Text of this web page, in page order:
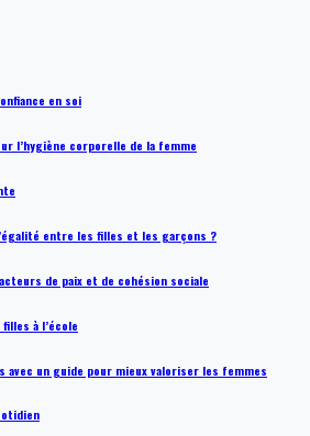
en soi
l’hygiène corporelle de la femme
entre les filles et les garçons ?
de paix et de cohésion sociale
à l’école
un guide pour mieux valoriser les femmes